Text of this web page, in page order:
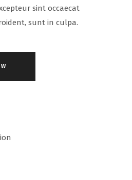
sint occaecat
sunt in culpa.